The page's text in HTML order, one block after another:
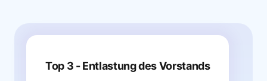
Top 3 - Entlastung des Vorstands